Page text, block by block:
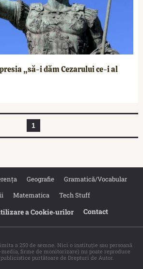
„să-i dăm Cezarului ce-i al
1
Geografie
Gramatică/Vocabular
Matematica Tech Stuff
a Cookie‐urilor Contact
a 250 de semne. Nici o instituţie sau persoană
firme de monitorizare) nu poate reproduce
purtătoare de Drepturi de Autor.